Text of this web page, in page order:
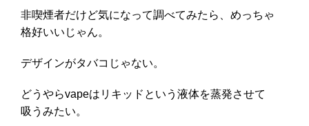
非喫煙者だけど気になって調べてみたら、めっちゃ
格好いいじゃん。
デザインがタバコじゃない。
どうやらvapeはリキッドという液体を蒸発させて
吸うみたい。